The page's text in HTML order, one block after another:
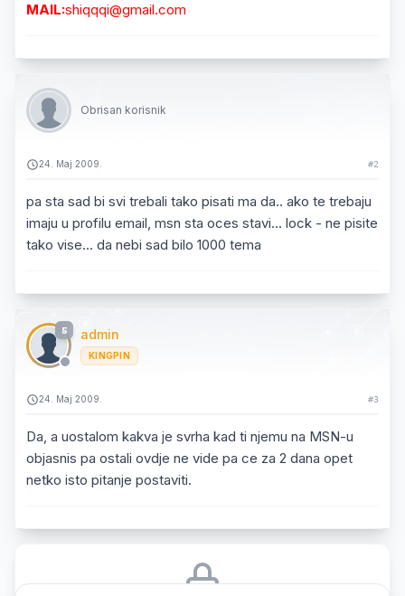
MAIL:shiqqqi@gmail.com
Obrisan korisnik
24. Maj 2009. #2
pa sta sad bi svi trebali tako pisati ma da.. ako te trebaju
imaju u profilu email, msn sta oces stavi... lock - ne pisite
tako vise... da nebi sad bilo 1000 tema
5 admin
KINGPIN
24. Maj 2009. #3
Da, a uostalom kakva je svrha kad ti njemu na MSN-u
objasnis pa ostali ovdje ne vide pa ce za 2 dana opet
netko isto pitanje postaviti.